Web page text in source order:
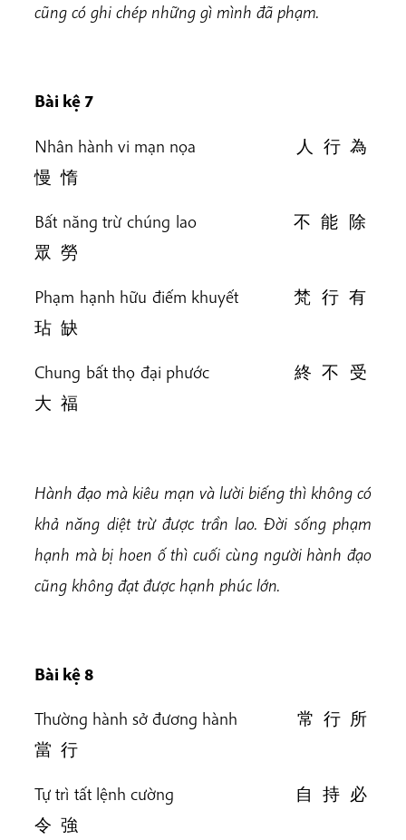
cũng có ghi chép những gì mình đã phạm.
Bài kệ 7
Nhân hành vi mạn nọa 人 行 為
慢 惰
Bất năng trừ chúng lao 不 能 除
眾 勞
Phạm hạnh hữu điếm khuyết 梵 行 有
玷 缺
Chung bất thọ đại phước 終 不 受
大 福
Hành đạo mà kiêu mạn và lười biếng thì không có
khả năng diệt trừ được trần lao. Đời sống phạm
hạnh mà bị hoen ố thì cuối cùng người hành đạo
cũng không đạt được hạnh phúc lớn.
Bài kệ 8
Thường hành sở đương hành 常 行 所
當 行
Tự trì tất lệnh cường 自 持 必
令 強